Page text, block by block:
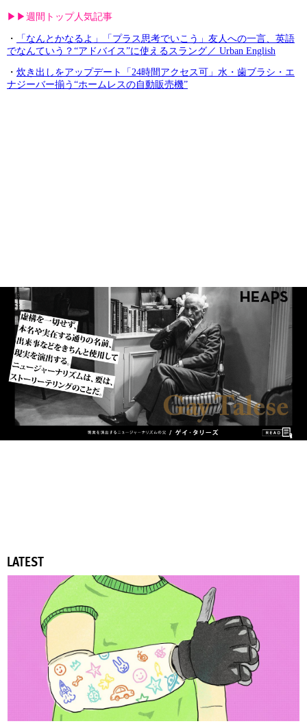
▶︎▶︎週間トップ人気記事
・
「なんとかなるよ」「プラス思考でいこう」友人への一言、英語
でなんていう？“アドバイス”に使えるスラング／ Urban English
・ 炊き出しをアップデート「24時間アクセス可」水・歯ブラシ・エ
ナジーバー揃う“ホームレスの自動販売機”
LATEST